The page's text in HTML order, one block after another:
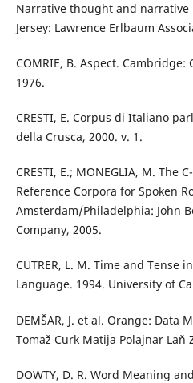
Narrative thought and narrative
Jersey: Lawrence Erlbaum
COMRIE, B. Aspect.
1976.
CRESTI, E. Corpus di Italiano
della Crusca, 2000. v. 1.
CRESTI, E.; MONEGLIA, M. The
Reference Corpora for Spoken
Amsterdam/Philadelphia: John
Company, 2005.
CUTRER, L. M. Time and Tense
Language. 1994. University of
DEMŠAR, J. et al. Orange: Data
Tomaž Curk Matija Polajnar Laň
DOWTY, D. R. Word Meaning